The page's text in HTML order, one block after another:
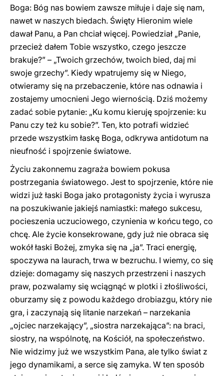
Boga: Bóg nas bowiem zawsze miłuje i daje się nam,
nawet w naszych biedach. Święty Hieronim wiele
dawał Panu, a Pan chciał więcej. Powiedział „Panie,
przecież dałem Tobie wszystko, czego jeszcze
brakuje?” – „Twoich grzechów, twoich bied, daj mi
swoje grzechy”. Kiedy wpatrujemy się w Niego,
otwieramy się na przebaczenie, które nas odnawia i
zostajemy umocnieni Jego wiernością. Dziś możemy
zadać sobie pytanie: „Ku komu kieruję spojrzenie: ku
Panu czy też ku sobie?”. Ten, kto potrafi widzieć
przede wszystkim łaskę Boga, odkrywa antidotum na
nieufność i spojrzenie światowe.
Życiu zakonnemu zagraża bowiem pokusa
postrzegania światowego. Jest to spojrzenie, które nie
widzi już łaski Boga jako protagonisty życia i wyrusza
na poszukiwanie jakiejś namiastki: małego sukcesu,
pocieszenia uczuciowego, czynienia w końcu tego, co
chcę. Ale życie konsekrowane, gdy już nie obraca się
wokół łaski Bożej, zmyka się na „ja”. Traci energię,
spoczywa na laurach, trwa w bezruchu. I wiemy, co się
dzieje: domagamy się naszych przestrzeni i naszych
praw, pozwalamy się wciągnąć w plotki i złośliwości,
oburzamy się z powodu każdego drobiazgu, który nie
gra, i zaczynają się litanie narzekań – narzekania
„ojciec narzekający”, „siostra narzekająca”: na braci,
siostry, na wspólnotę, na Kościół, na społeczeństwo.
Nie widzimy już we wszystkim Pana, ale tylko świat z
jego dynamikami, a serce się zamyka. W ten sposób